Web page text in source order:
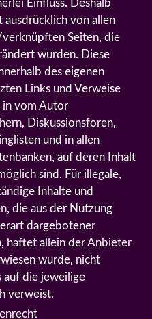
Einfluss. Deshalb
ausdrücklich von allen
Seiten, die
wurden. Diese
des eigenen
Links und Verweise
in vom Autor
Diskussionsforen,
und in allen
auf deren Inhalt
sind. Für illegale,
Inhalte und
die aus der Nutzung
dargebotener
haftet allein der Anbieter
wurde, nicht
auf die jeweilige
verweist.